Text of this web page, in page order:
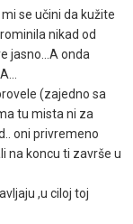
se učini da kužite
nikad od
jasno...A onda
(zajedno sa
tu mista ni za
oni privremeno
na koncu ti završe u
,u ciloj toj